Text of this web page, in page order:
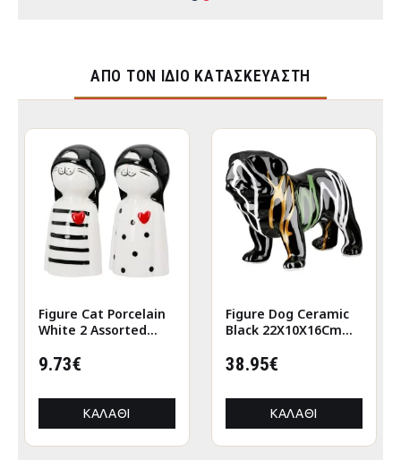
ΑΠΌ ΤΟΝ ΊΔΙΟ ΚΑΤΑΣΚΕΥΑΣΤΉ
Figure Cat Porcelain
White 2 Assorted
9.73€
ΚΑΛΆΘΙ
Figure Dog Ceramic
Black 22X10X16Cm
38.95€
ΚΑΛΆΘΙ